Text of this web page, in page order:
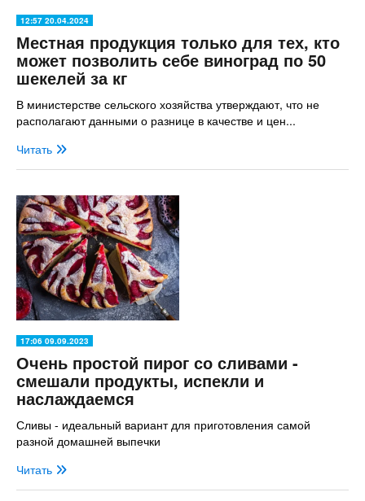
12:57 20.04.2024
Местная продукция только для тех, кто
может позволить себе виноград по 50
шекелей за кг
В министерстве сельского хозяйства утверждают, что не
располагают данными о разнице в качестве и цен...
Читать
17:06 09.09.2023
Очень простой пирог со сливами -
смешали продукты, испекли и
наслаждаемся
Сливы - идеальный вариант для приготовления самой
разной домашней выпечки
Читать